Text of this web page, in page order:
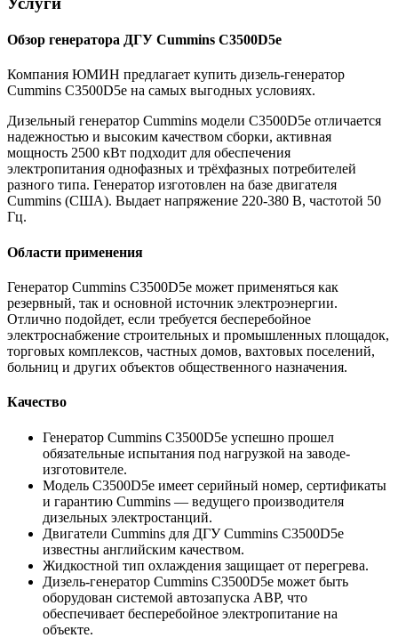
Обзор генератора ДГУ Cummins C3500D5e
Компания ЮМИН предлагает купить дизель-генератор
Cummins C3500D5e на самых выгодных условиях.
Дизельный генератор Cummins модели C3500D5e отличается
надежностью и высоким качеством сборки, активная
мощность 2500 кВт подходит для обеспечения
электропитания однофазных и трёхфазных потребителей
разного типа. Генератор изготовлен на базе двигателя
Cummins (США). Выдает напряжение 220-380 В, частотой 50
Гц.
Области применения
Генератор Cummins C3500D5e может применяться как
резервный, так и основной источник электроэнергии.
Отлично подойдет, если требуется бесперебойное
электроснабжение строительных и промышленных площадок,
торговых комплексов, частных домов, вахтовых поселений,
больниц и других объектов общественного назначения.
Качество
Генератор Cummins C3500D5e успешно прошел
обязательные испытания под нагрузкой на заводе-
изготовителе.
Модель C3500D5e имеет серийный номер, сертификаты
и гарантию Cummins — ведущего производителя
дизельных электростанций.
Двигатели Cummins для ДГУ Cummins C3500D5e
известны английским качеством.
Жидкостной тип охлаждения защищает от перегрева.
Дизель-генератор Cummins C3500D5e может быть
оборудован системой автозапуска АВР, что
обеспечивает бесперебойное электропитание на
объекте.